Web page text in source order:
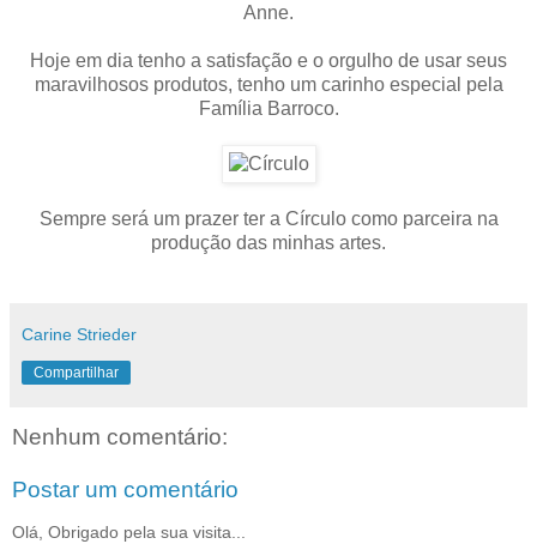
Anne.
Hoje em dia tenho a satisfação e o orgulho de usar seus
maravilhosos produtos, tenho um carinho especial pela
Família Barroco.
Sempre será um prazer ter a Círculo como parceira na
produção das minhas artes.
Carine Strieder
Compartilhar
Nenhum comentário:
Postar um comentário
Olá, Obrigado pela sua visita...